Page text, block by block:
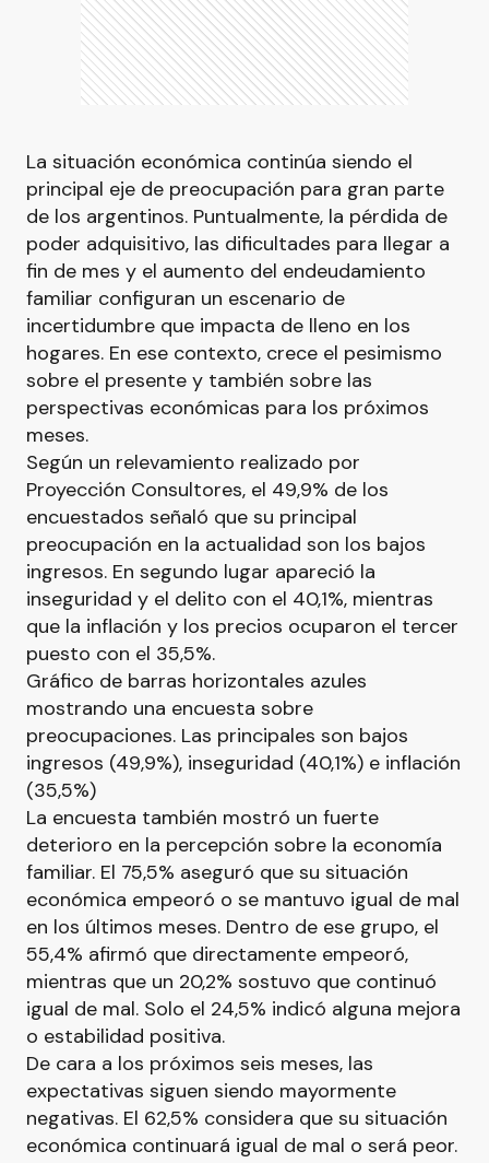
La situación económica continúa siendo el
principal eje de preocupación para gran parte
de los argentinos. Puntualmente, la pérdida de
poder adquisitivo, las dificultades para llegar a
fin de mes y el aumento del endeudamiento
familiar configuran un escenario de
incertidumbre que impacta de lleno en los
hogares. En ese contexto, crece el pesimismo
sobre el presente y también sobre las
perspectivas económicas para los próximos
meses.
Según un relevamiento realizado por
Proyección Consultores, el 49,9% de los
encuestados señaló que su principal
preocupación en la actualidad son los bajos
ingresos. En segundo lugar apareció la
inseguridad y el delito con el 40,1%, mientras
que la inflación y los precios ocuparon el tercer
puesto con el 35,5%.
Gráfico de barras horizontales azules
mostrando una encuesta sobre
preocupaciones. Las principales son bajos
ingresos (49,9%), inseguridad (40,1%) e inflación
(35,5%)
La encuesta también mostró un fuerte
deterioro en la percepción sobre la economía
familiar. El 75,5% aseguró que su situación
económica empeoró o se mantuvo igual de mal
en los últimos meses. Dentro de ese grupo, el
55,4% afirmó que directamente empeoró,
mientras que un 20,2% sostuvo que continuó
igual de mal. Solo el 24,5% indicó alguna mejora
o estabilidad positiva.
De cara a los próximos seis meses, las
expectativas siguen siendo mayormente
negativas. El 62,5% considera que su situación
económica continuará igual de mal o será peor.